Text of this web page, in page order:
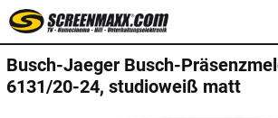
Busch-Jaeger Busch-
6131/20-24, studioweiß matt